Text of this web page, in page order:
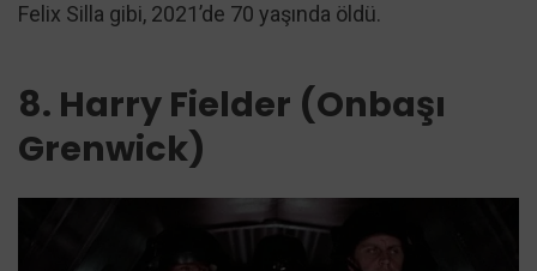
Felix Silla gibi, 2021’de 70 yaşında öldü.
8. Harry Fielder (Onbaşı
Grenwick)